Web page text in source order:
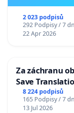
2 023 podpisů
292 Podpisy / 7
22 Apr 2026
Za záchranu
Save
Charles
8 224 podpisů
165 Podpisy / 7
13 Jul 2026